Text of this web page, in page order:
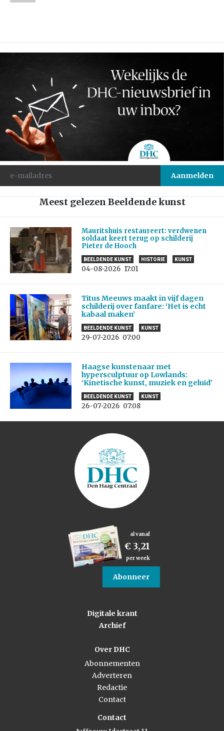
Meest gelezen Beeldende kunst
Mauritshuis restaureert: verdwenen
soldaat keert terug op schilderij
Pieter de Hooch
BEELDENDE KUNST HISTORIE KUNST
04-08-2026 17:01
Titus Meeuws maakt in vijf dagen
schilderij over fanfare: ‘Het is echt
kabaal maken’
BEELDENDE KUNST KUNST
29-07-2026 07:00
Haagse kunstenaar met
hypersculptuur op Lowlands:
‘Kinetische kunst, muziek en geluid’
BEELDENDE KUNST KUNST
26-07-2026 07:08
al vanaf
€ 3,21
per week
Abonneer
Digitale krant
Archief
Over DHC
Abonnementen
Adverteren
Redactie
Contact
Contact